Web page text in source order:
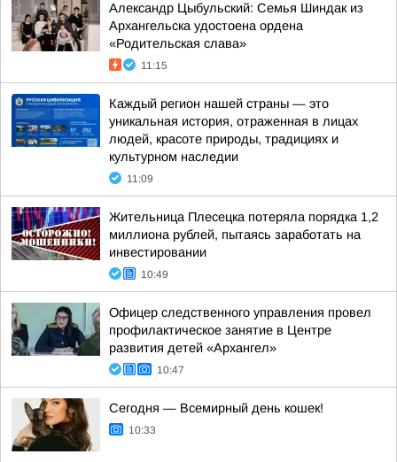
Александр Цыбульский: Семья Шиндак из
Архангельска удостоена ордена
«Родительская слава»
11:15
Каждый регион нашей страны — это
уникальная история, отраженная в лицах
людей, красоте природы, традициях и
культурном наследии
11:09
Жительница Плесецка потеряла порядка 1,2
миллиона рублей, пытаясь заработать на
инвестировании
10:49
Офицер следственного управления провел
профилактическое занятие в Центре
развития детей «Архангел»
10:47
Сегодня — Всемирный день кошек!
10:33